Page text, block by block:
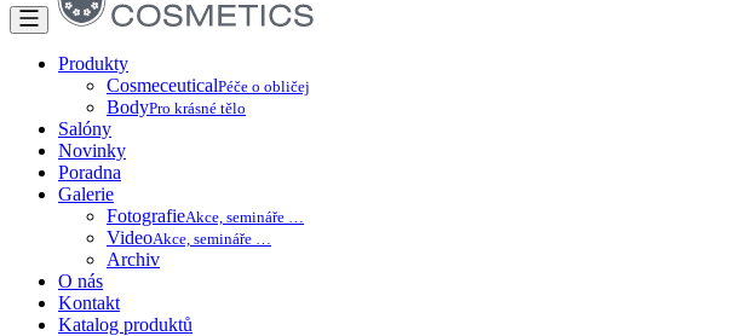
Produkty
CosmeceuticalPéče o obličej
BodyPro krásné tělo
Salóny
Novinky
Poradna
Galerie
FotografieAkce, semináře …
VideoAkce, semináře …
Archiv
O nás
Kontakt
Katalog produktů